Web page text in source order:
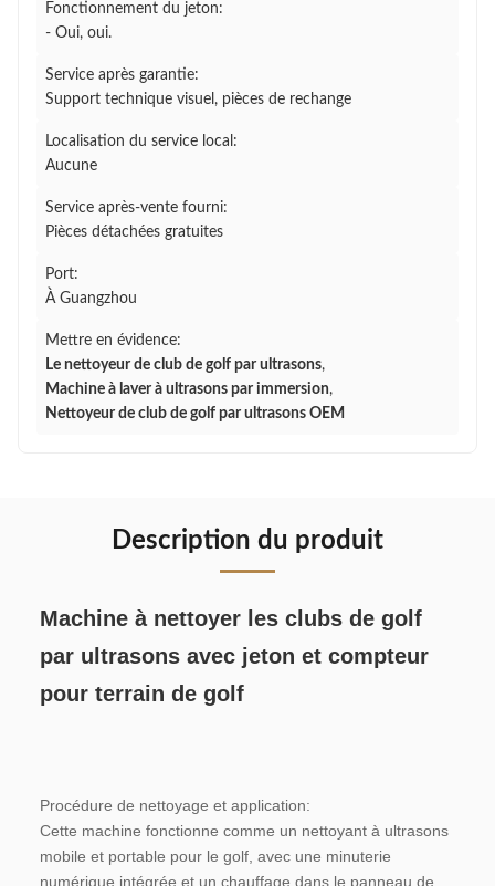
Fonctionnement du jeton:
- Oui, oui.
Service après garantie:
Support technique visuel, pièces de rechange
Localisation du service local:
Aucune
Service après-vente fourni:
Pièces détachées gratuites
Port:
À Guangzhou
Mettre en évidence:
Le nettoyeur de club de golf par ultrasons,
Machine à laver à ultrasons par immersion,
Nettoyeur de club de golf par ultrasons OEM
Description du produit
Machine à nettoyer les clubs de golf
par ultrasons avec jeton et compteur
pour terrain de golf
Procédure de nettoyage et application:
Cette machine fonctionne comme un nettoyant à ultrasons
mobile et portable pour le golf, avec une minuterie
numérique intégrée et un chauffage dans le panneau de